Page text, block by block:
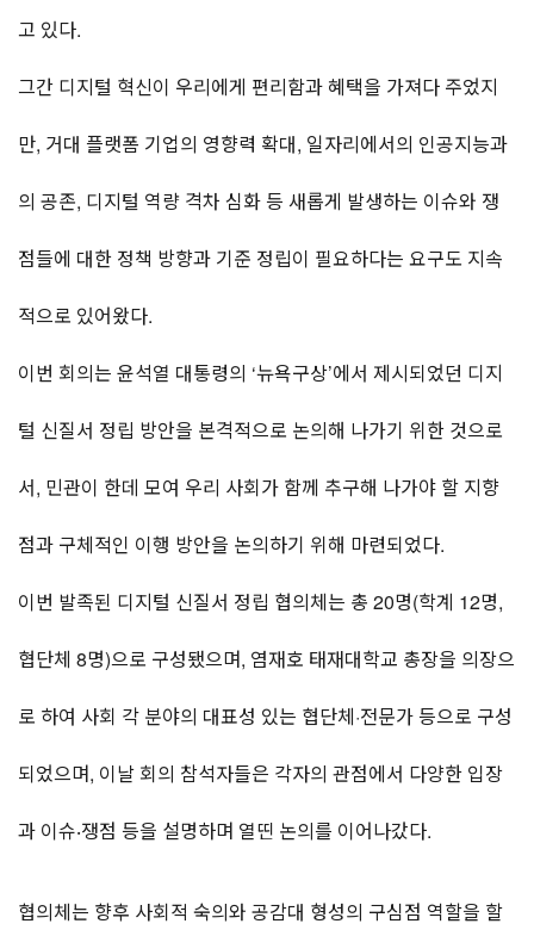
고 있다.
그간 디지털 혁신이 우리에게 편리함과 혜택을 가져다 주었지
만, 거대 플랫폼 기업의 영향력 확대, 일자리에서의 인공지능과
의 공존, 디지털 역량 격차 심화 등 새롭게 발생하는 이슈와 쟁
점들에 대한 정책 방향과 기준 정립이 필요하다는 요구도 지속
적으로 있어왔다.
이번 회의는 윤석열 대통령의 ‘뉴욕구상’에서 제시되었던 디지
털 신질서 정립 방안을 본격적으로 논의해 나가기 위한 것으로
서, 민관이 한데 모여 우리 사회가 함께 추구해 나가야 할 지향
점과 구체적인 이행 방안을 논의하기 위해 마련되었다.
이번 발족된 디지털 신질서 정립 협의체는 총 20명(학계 12명,
협단체 8명)으로 구성됐으며, 염재호 태재대학교 총장을 의장으
로 하여 사회 각 분야의 대표성 있는 협단체·전문가 등으로 구성
되었으며, 이날 회의 참석자들은 각자의 관점에서 다양한 입장
과 이슈‧쟁점 등을 설명하며 열띤 논의를 이어나갔다.
협의체는 향후 사회적 숙의와 공감대 형성의 구심점 역할을 할